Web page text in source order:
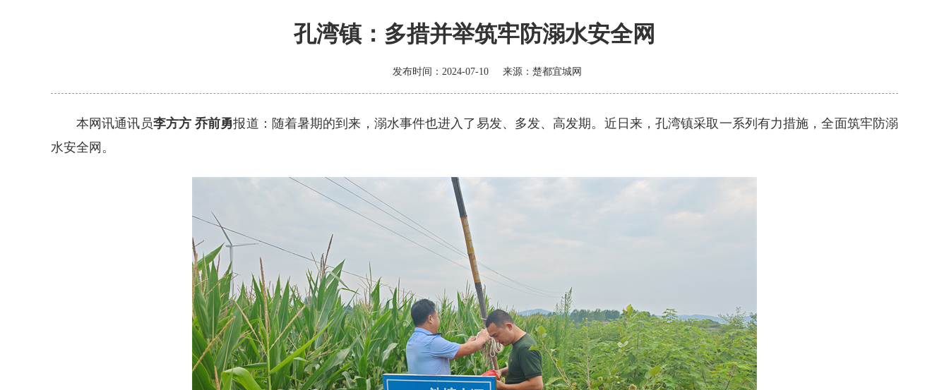
孔湾镇：多措并举筑牢防溺水安全网
发布时间：2024-07-10 来源： 楚都宜城网
本网讯通讯员李方方 乔前勇报道：随着暑期的到来，溺水事件也进入了易发、多发、高发期。近日来，孔湾镇采取一系列有力措施，全面筑牢防溺
水安全网。